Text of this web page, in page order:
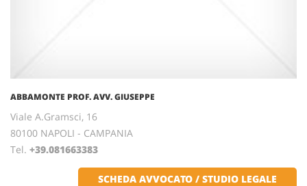
ABBAMONTE PROF. AVV. GIUSEPPE
Viale A.Gramsci, 16
80100 NAPOLI - CAMPANIA
Tel. +39.081663383
SCHEDA AVVOCATO / STUDIO LEGALE